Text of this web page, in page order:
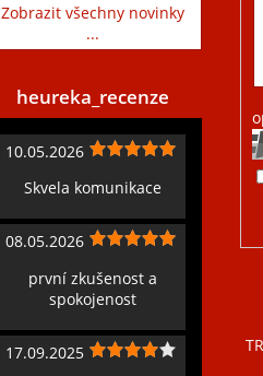
Zobrazit všechny novinky
...
heureka_recenze
10.05.2026
Skvela komunikace
08.05.2026
první zkušenost a
spokojenost
17.09.2025